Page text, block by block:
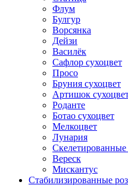
Флум
Булгур
Ворсянка
Дейзи
Василёк
Сафлор сухоцвет
Просо
Бруния сухоцвет
Артишок
Роданте
Ботао сухоцвет
Мелкоцвет
Лунария
Скелетированные
Вереск
Мискантус
Стабилизированные